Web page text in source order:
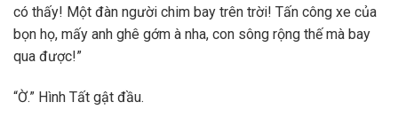
có thấy! Một đàn người chim bay trên trời! Tấn công xe của
bọn họ, mấy anh ghê gớm à nha, con sông rộng thế mà bay
qua được!”
“Ờ.” Hình Tất gật đầu.